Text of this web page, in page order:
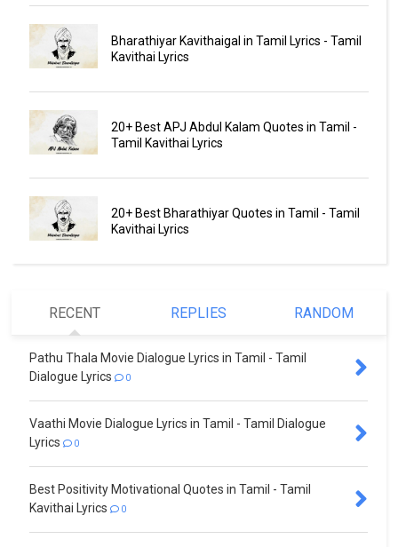
Bharathiyar Kavithaigal in Tamil Lyrics - Tamil
Kavithai Lyrics
20+ Best APJ Abdul Kalam Quotes in Tamil -
Tamil Kavithai Lyrics
20+ Best Bharathiyar Quotes in Tamil - Tamil
Kavithai Lyrics
RECENT REPLIES RANDOM
Pathu Thala Movie Dialogue Lyrics in Tamil - Tamil
Dialogue Lyrics
0
Vaathi Movie Dialogue Lyrics in Tamil - Tamil Dialogue
Lyrics
0
Best Positivity Motivational Quotes in Tamil - Tamil
Kavithai Lyrics
0